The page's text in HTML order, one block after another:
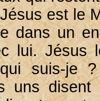
est le
dans un
lui. Jésus
suis-je
uns